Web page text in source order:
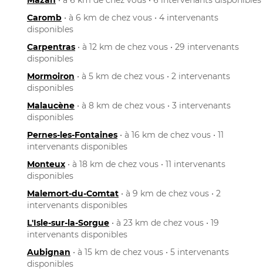
Caromb • à 6 km de chez vous • 4 intervenants
disponibles
Carpentras • à 12 km de chez vous • 29 intervenants
disponibles
Mormoiron • à 5 km de chez vous • 2 intervenants
disponibles
Malaucène • à 8 km de chez vous • 3 intervenants
disponibles
Pernes-les-Fontaines • à 16 km de chez vous • 11
intervenants disponibles
Monteux • à 18 km de chez vous • 11 intervenants
disponibles
Malemort-du-Comtat • à 9 km de chez vous • 2
intervenants disponibles
L'Isle-sur-la-Sorgue • à 23 km de chez vous • 19
intervenants disponibles
Aubignan • à 15 km de chez vous • 5 intervenants
disponibles